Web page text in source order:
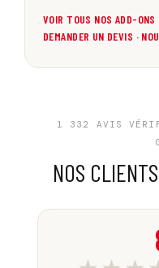
VOIR TOUS NOS ADD-ONS
DEMANDER UN DEVIS ·
1 332 AVIS
NOS CLIENTS